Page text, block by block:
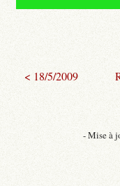
< 18/5/2009
- Mise à